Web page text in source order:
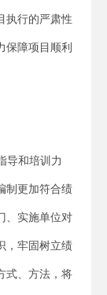
执行的严肃性
保障项目顺利
导和培训力
制更加符合绩
、实施单位对
，牢固树立绩
式、方法，将